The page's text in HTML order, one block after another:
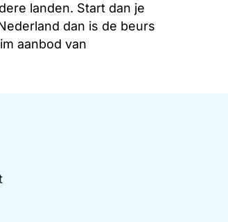
landen. Start dan je
dan is de beurs
aanbod van